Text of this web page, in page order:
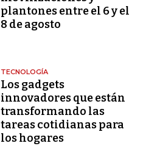
plantones entre el 6 y el
8 de agosto
TECNOLOGÍA
Los gadgets
innovadores que están
transformando las
tareas cotidianas para
los hogares